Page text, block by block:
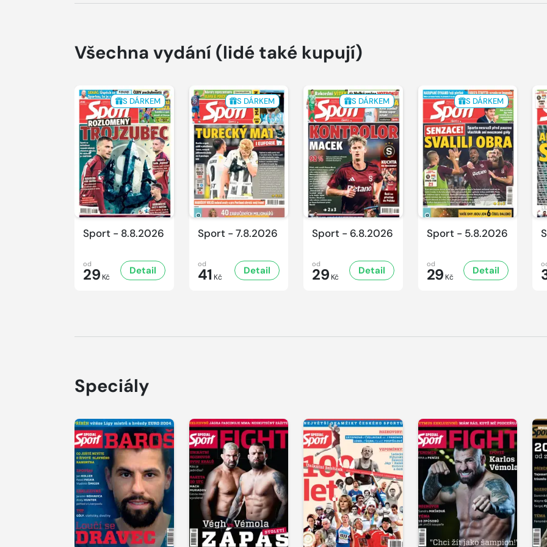
Všechna vydání (lidé také kupují)
S DÁRKEM
Sport - 8.8.2026
od
29 Kč
Detail
S DÁRKEM
Sport - 7.8.2026
od
41 Kč
Detail
S DÁRKEM
Sport - 6.8.2026
od
29 Kč
Detail
S DÁRKEM
Sport - 5.8.2026
od
29 Kč
Detail
Speciály